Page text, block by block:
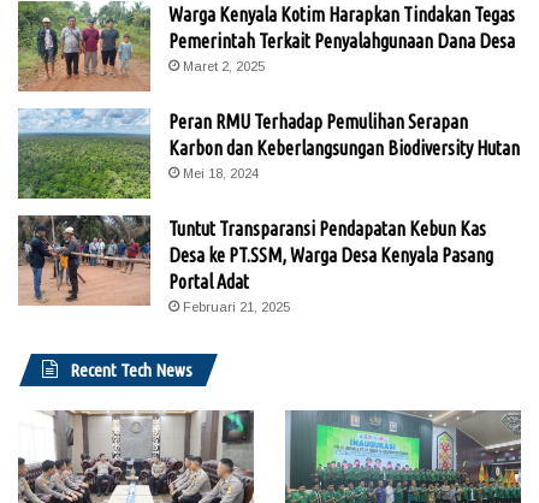
Warga Kenyala Kotim Harapkan Tindakan Tegas
Pemerintah Terkait Penyalahgunaan Dana Desa
Maret 2, 2025
Peran RMU Terhadap Pemulihan Serapan
Karbon dan Keberlangsungan Biodiversity Hutan
Mei 18, 2024
Tuntut Transparansi Pendapatan Kebun Kas
Desa ke PT.SSM, Warga Desa Kenyala Pasang
Portal Adat
Februari 21, 2025
Recent Tech News